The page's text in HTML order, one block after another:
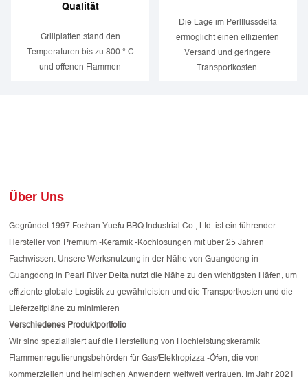
Qualität
Grillplatten stand den
Temperaturen bis zu 800 ° C
und offenen Flammen
Die Lage im Perlflussdelta
ermöglicht einen effizienten
Versand und geringere
Transportkosten.
Über Uns
Gegründet 1997 Foshan Yuefu BBQ Industrial Co., Ltd. ist ein führender
Hersteller von Premium -Keramik -Kochlösungen mit über 25 Jahren
Fachwissen. Unsere Werksnutzung in der Nähe von Guangdong in
Guangdong in Pearl River Delta nutzt die Nähe zu den wichtigsten Häfen, um
effiziente globale Logistik zu gewährleisten und die Transportkosten und die
Lieferzeitpläne zu minimieren
Verschiedenes Produktportfolio
Wir sind spezialisiert auf die Herstellung von Hochleistungskeramik
Flammenregulierungsbehörden für Gas/Elektropizza -Öfen, die von
kommerziellen und heimischen Anwendern weltweit vertrauen. Im Jahr 2021